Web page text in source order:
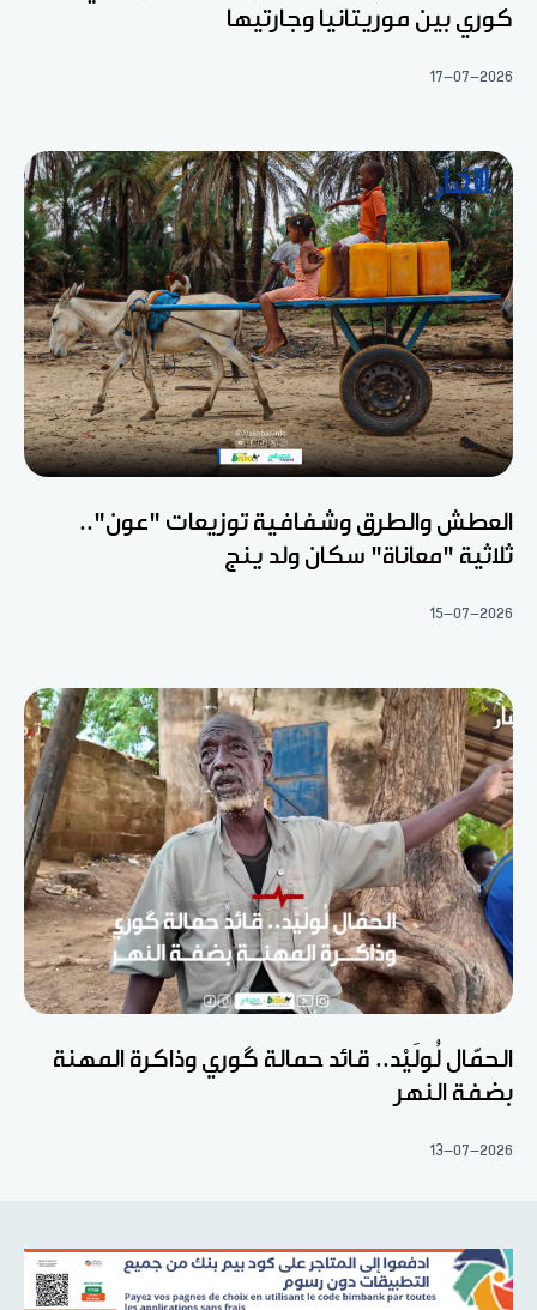
كوري بين موريتانيا وجارتيها
17-07-2026
العطش والطرق وشفافية توزيعات "عون"..
ثلاثية "معاناة" سكان ولد ينج
15-07-2026
الحمّال لُولَيْد.. قائد حمالة گوري وذاكرة المهنة
بضفة النهر
13-07-2026